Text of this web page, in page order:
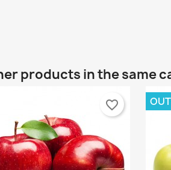
add_circle_outline
products in the same
favorite_border